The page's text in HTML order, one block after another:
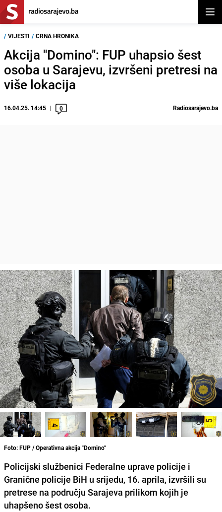
/ VIJESTI / CRNA HRONIKA
Akcija "Domino": FUP uhapsio šest
osoba u Sarajevu, izvršeni pretresi na
više lokacija
16.04.25. 14:45 0 Radiosarajevo.ba
Foto: FUP / Operativna akcija "Domino"
Policijski službenici Federalne uprave policije i
Granične policije BiH u srijedu, 16. aprila, izvršili su
pretrese na području Sarajeva prilikom kojih je
uhapšeno šest osoba.